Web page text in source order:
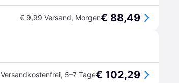
€ 9,99 Versand, Morgen€ 88,49
Versandkostenfrei, 5–7 Tage€ 102,29